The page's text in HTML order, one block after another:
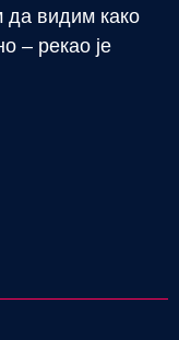
да видим како
– рекао је